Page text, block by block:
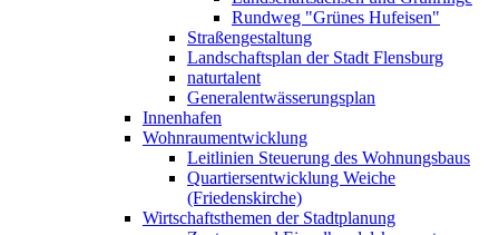
Rundweg "Grünes Hufeisen"
Straßengestaltung
Landschaftsplan der Stadt Flensburg
naturtalent
Generalentwässerungsplan
Innenhafen
Wohnraumentwicklung
Leitlinien Steuerung des Wohnungsbaus
Quartiersentwicklung Weiche
(Friedenskirche)
Wirtschaftsthemen der Stadtplanung